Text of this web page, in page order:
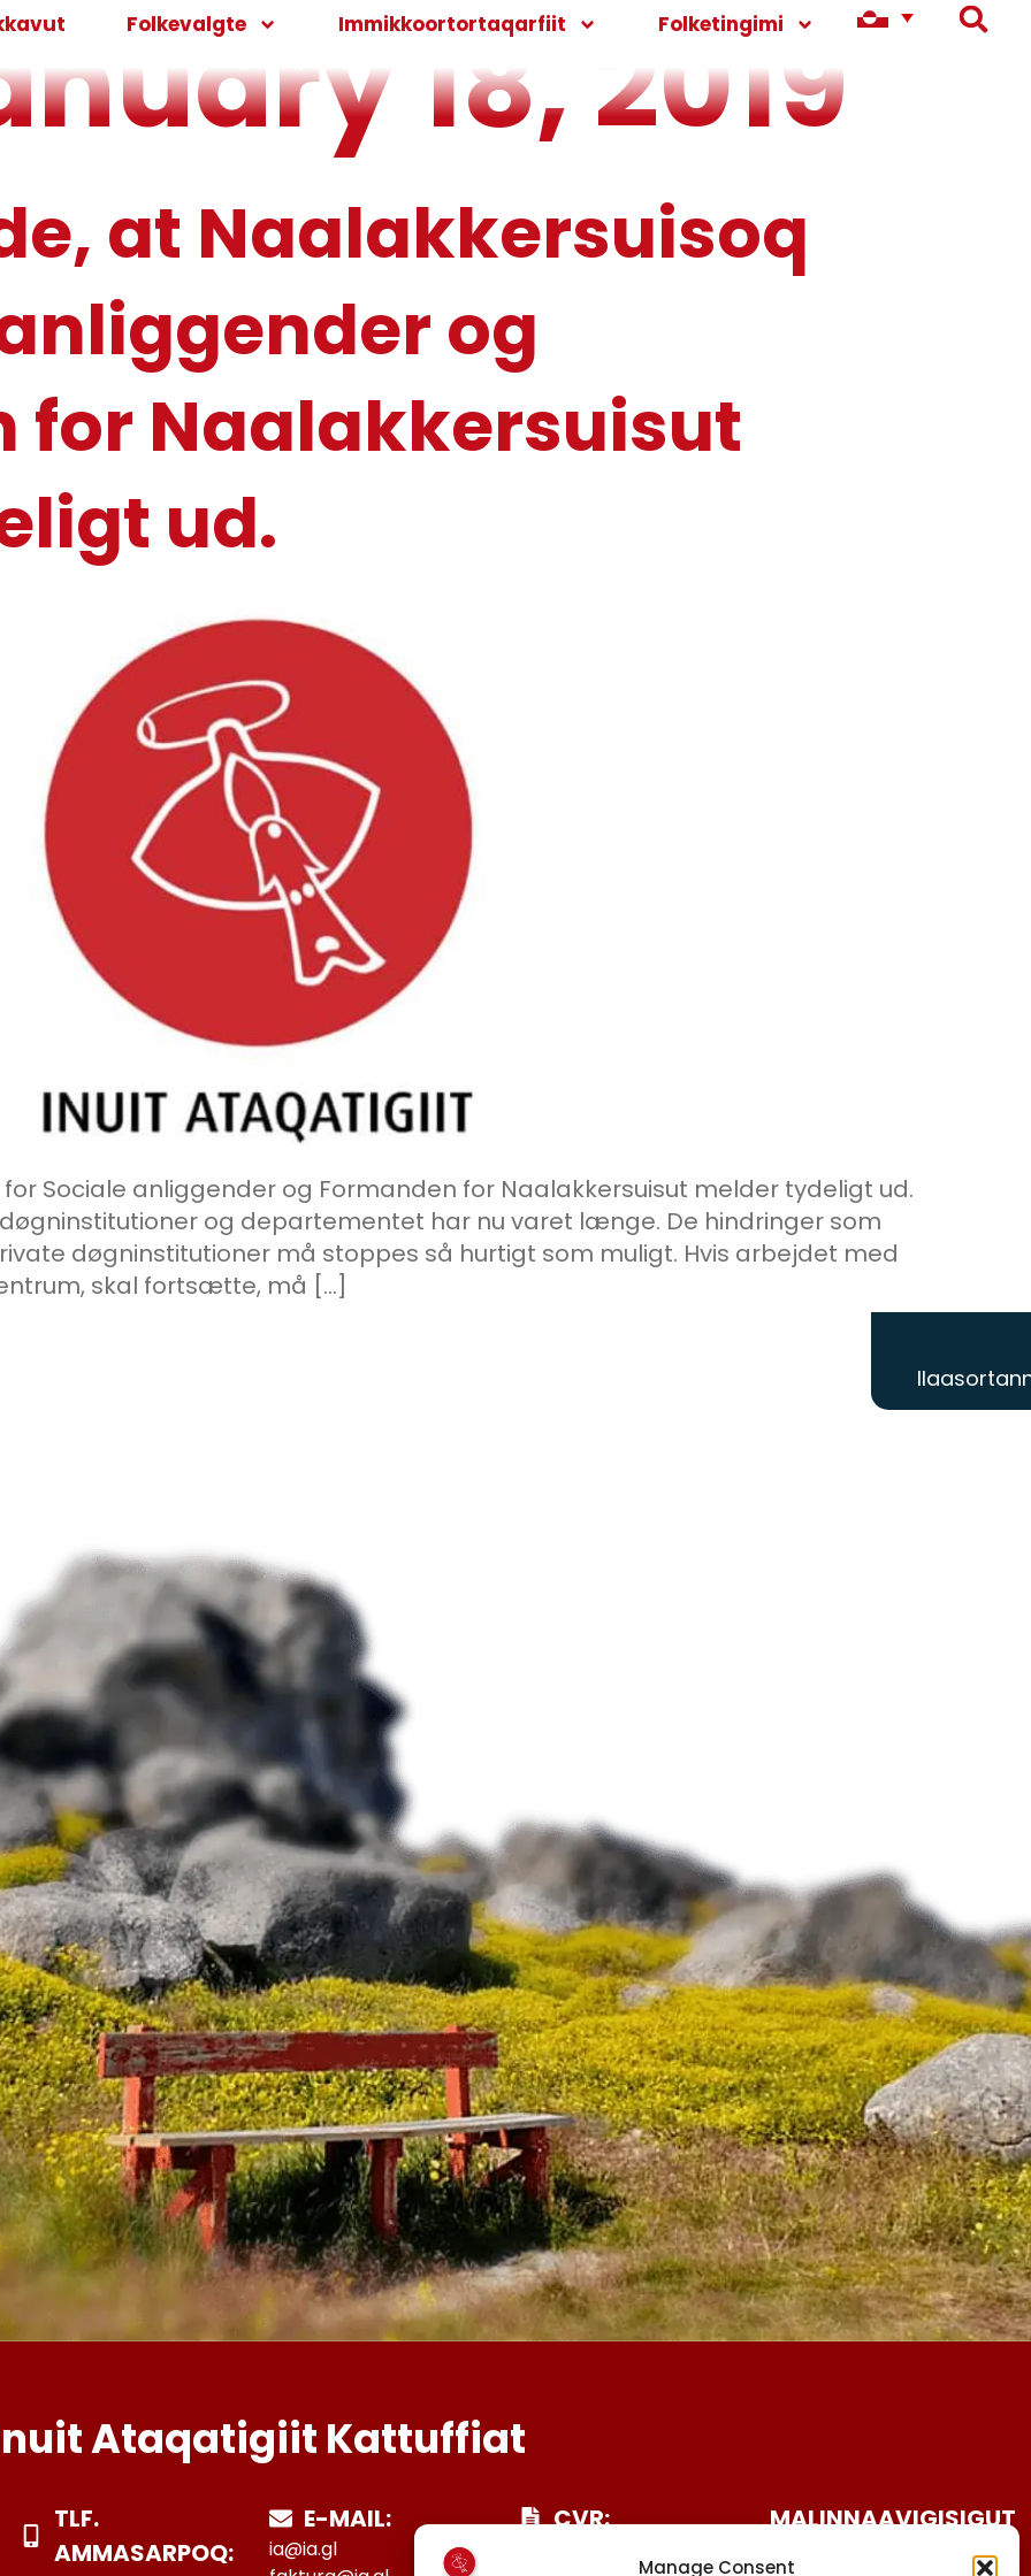
Manage Consent
Folkevalgte Immikkoortortaqarfiit Folketingimi
18, 2019
at Naalakkersuisoq
og
for Naalakkersuisut
ud.
Sociale anliggender og Formanden for Naalakkersuisut melder tydeligt ud.
og departementet har nu varet længe. De hindringer som
døgninstitutioner må stoppes så hurtigt som muligt. Hvis arbejdet med
skal fortsætte, må […]
Ataqatigiit Kattuffiat
TLF.
AMMASARPOQ:
E-MAIL:
ia@ia.gl
CVR: MALINNAAVIGISIGUT